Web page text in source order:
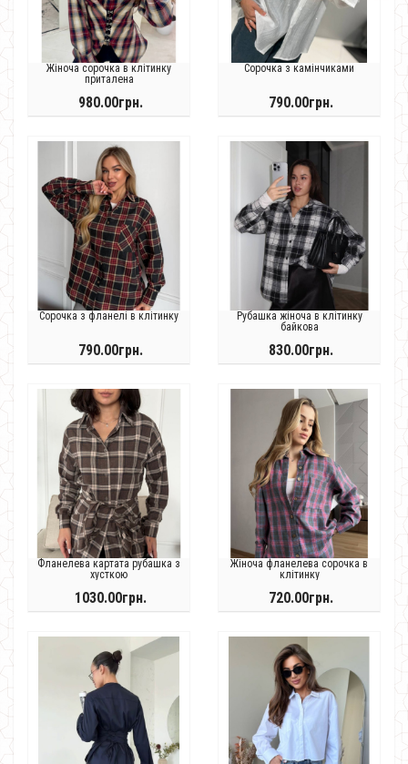
Жіноча сорочка в клітинку
приталена
980.00грн.
Сорочка з камінчиками
790.00грн.
Сорочка з фланелі в клітинку
790.00грн.
Рубашка жіноча в клітинку
байкова
830.00грн.
Фланелева картата рубашка з
хусткою
1030.00грн.
Жіноча фланелева сорочка в
клітинку
720.00грн.